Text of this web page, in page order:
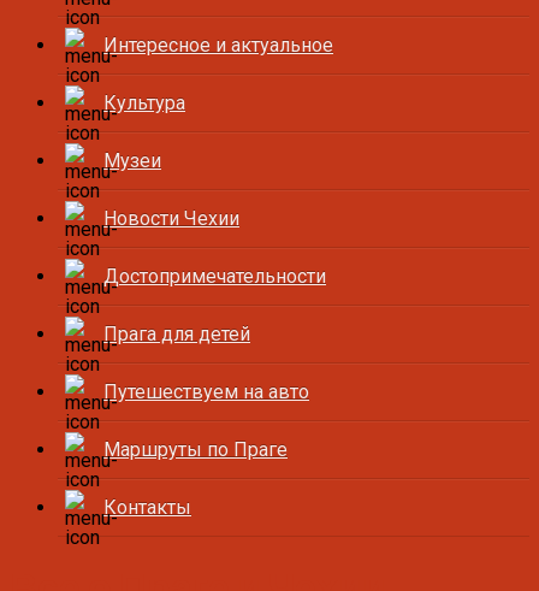
Интересное и актуальное
Культура
Музеи
Новости Чехии
Достопримечательности
Прага для детей
Путешествуем на авто
Маршруты по Праге
Контакты